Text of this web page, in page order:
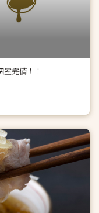
完備！！